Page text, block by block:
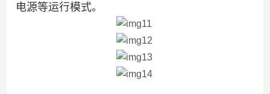
电源等运行模式。